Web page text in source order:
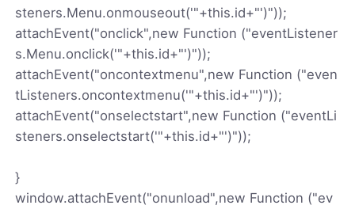
steners.Menu.onmouseout('"+this.id+"')"));
attachEvent("onclick",new Function ("eventListener
s.Menu.onclick('"+this.id+"')"));
attachEvent("oncontextmenu",new Function ("even
tListeners.oncontextmenu('"+this.id+"')"));
attachEvent("onselectstart",new Function ("eventLi
steners.onselectstart('"+this.id+"')"));
}
window.attachEvent("onunload",new Function ("ev